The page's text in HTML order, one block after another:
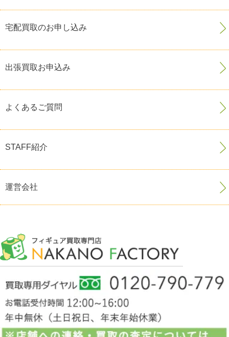
宅配買取のお申し込み
出張買取お申込み
よくあるご質問
STAFF紹介
運営会社